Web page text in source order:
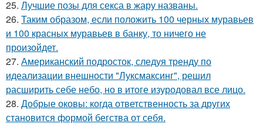
25. Лучшие позы для секса в жару названы.
26. Таким образом, если положить 100 черных муравьев
и 100 красных муравьев в банку, то ничего не
произойдет.
27. Американский подросток, следуя тренду по
идеализации внешности "Луксмаксинг", решил
расширить себе небо, но в итоге изуродовал все лицо.
28. Добрые оковы: когда ответственность за других
становится формой бегства от себя.